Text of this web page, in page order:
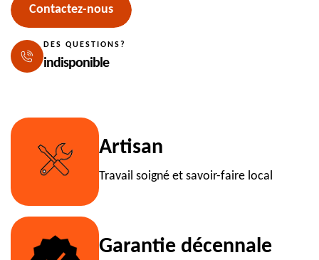
Contactez-nous
DES QUESTIONS?
indisponible
Artisan
Travail soigné et savoir-faire local
Garantie décennale